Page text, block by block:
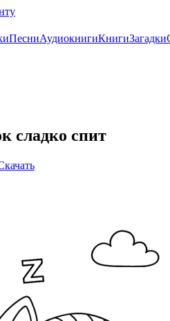
ПесниАудиокнигиКнигиЗагадки
сладко спит